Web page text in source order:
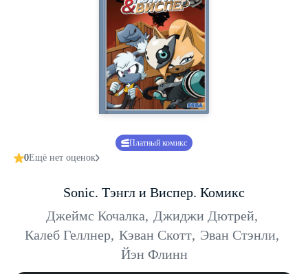
Платный комикс
0Ещё нет оценок
Sonic. Тэнгл и Виспер. Комикс
Джеймс Кочалка, Джиджи Дютрей,
Калеб Геллнер, Кэван Скотт, Эван Стэнли,
Йэн Флинн